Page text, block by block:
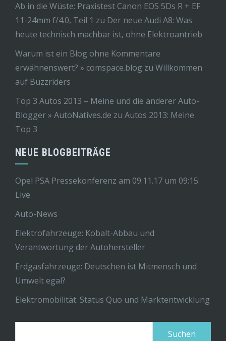
Ab in die Wüste: Praxistest Canon EOS 5Ds R + EF
11-24mm f/4.0, Teil 1 zu Der neue Audi A8: Was
heute technisch machbar ist, ohne Elektroantrieb
Warum ist ein Blog ohne Kommentare
erwähnenswert? » comspace.blog zu Willkommen
auf Buzzriders
Top 3 Autos 2013 – Meine und die anderer Auto-
Blogger » AutoNatives.de zu Autos 2013: Meine
Top 3
NEUE BLOGBEITRÄGE
Opel PSA Pressekonferenz am 09.11.17 um 09:15:
Live
Auto-News
Elektrofahrzeuge: Kobalt-Abbau und
Verantwortung der Autohersteller
Erdgasfahrzeuge: Deutschen ist Mitmensch und
Umwelt egal?
Elektromobilität: Status Quo und Marktentwicklung